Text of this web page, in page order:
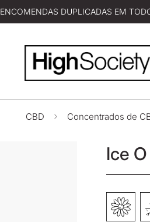
ENCOMENDAS DUPLICADAS EM
CBD Concentrados de
Ice